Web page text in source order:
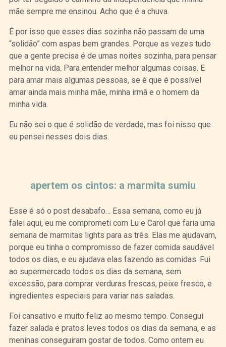
mãe sempre me ensinou. Acho que é a chuva.
É por isso que esses dias sozinha não passam de uma
“solidão” com aspas bem grandes. Porque as vezes tudo
que a gente precisa é de umas noites sozinha, para pensar
melhor na vida. Para entender melhor algumas coisas. E
para amar mais algumas pessoas, se é que é possível
amar ainda mais minha mãe, minha irmã e o homem da
minha vida.
Eu não sei o que é solidão de verdade, mas foi nisso que
eu pensei nesses dois dias.
apertem os cintos: a marmita sumiu
Esse é só o post desabafo… Essa semana, como eu já
falei aqui, eu me comprometi com Lu e Carol que faria uma
semana de marmitas lights para as três. Elas me ajudavam,
porque eu tinha o compromisso de fazer comida saudável
todos os dias, e eu ajudava elas fazendo as comidas. Fui
ao supermercado todos os dias da semana, sem
excessão, para comprar verduras frescas, peixe fresco, e
ingredientes especiais para variar nas saladas.
Foi cansativo e muito feliz ao mesmo tempo. Consegui
fazer salada e pratos leves todos os dias da semana, e as
meninas conseguiram gostar de todos. Como ontem eu